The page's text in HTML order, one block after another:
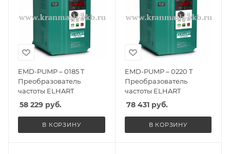
EMD-PUMP – 0185 T
Преобразователь
частоты ELHART
58 229 руб.
В КОРЗИНУ
EMD-PUMP – 0220 T
Преобразователь
частоты ELHART
78 431руб.
В КОРЗИНУ